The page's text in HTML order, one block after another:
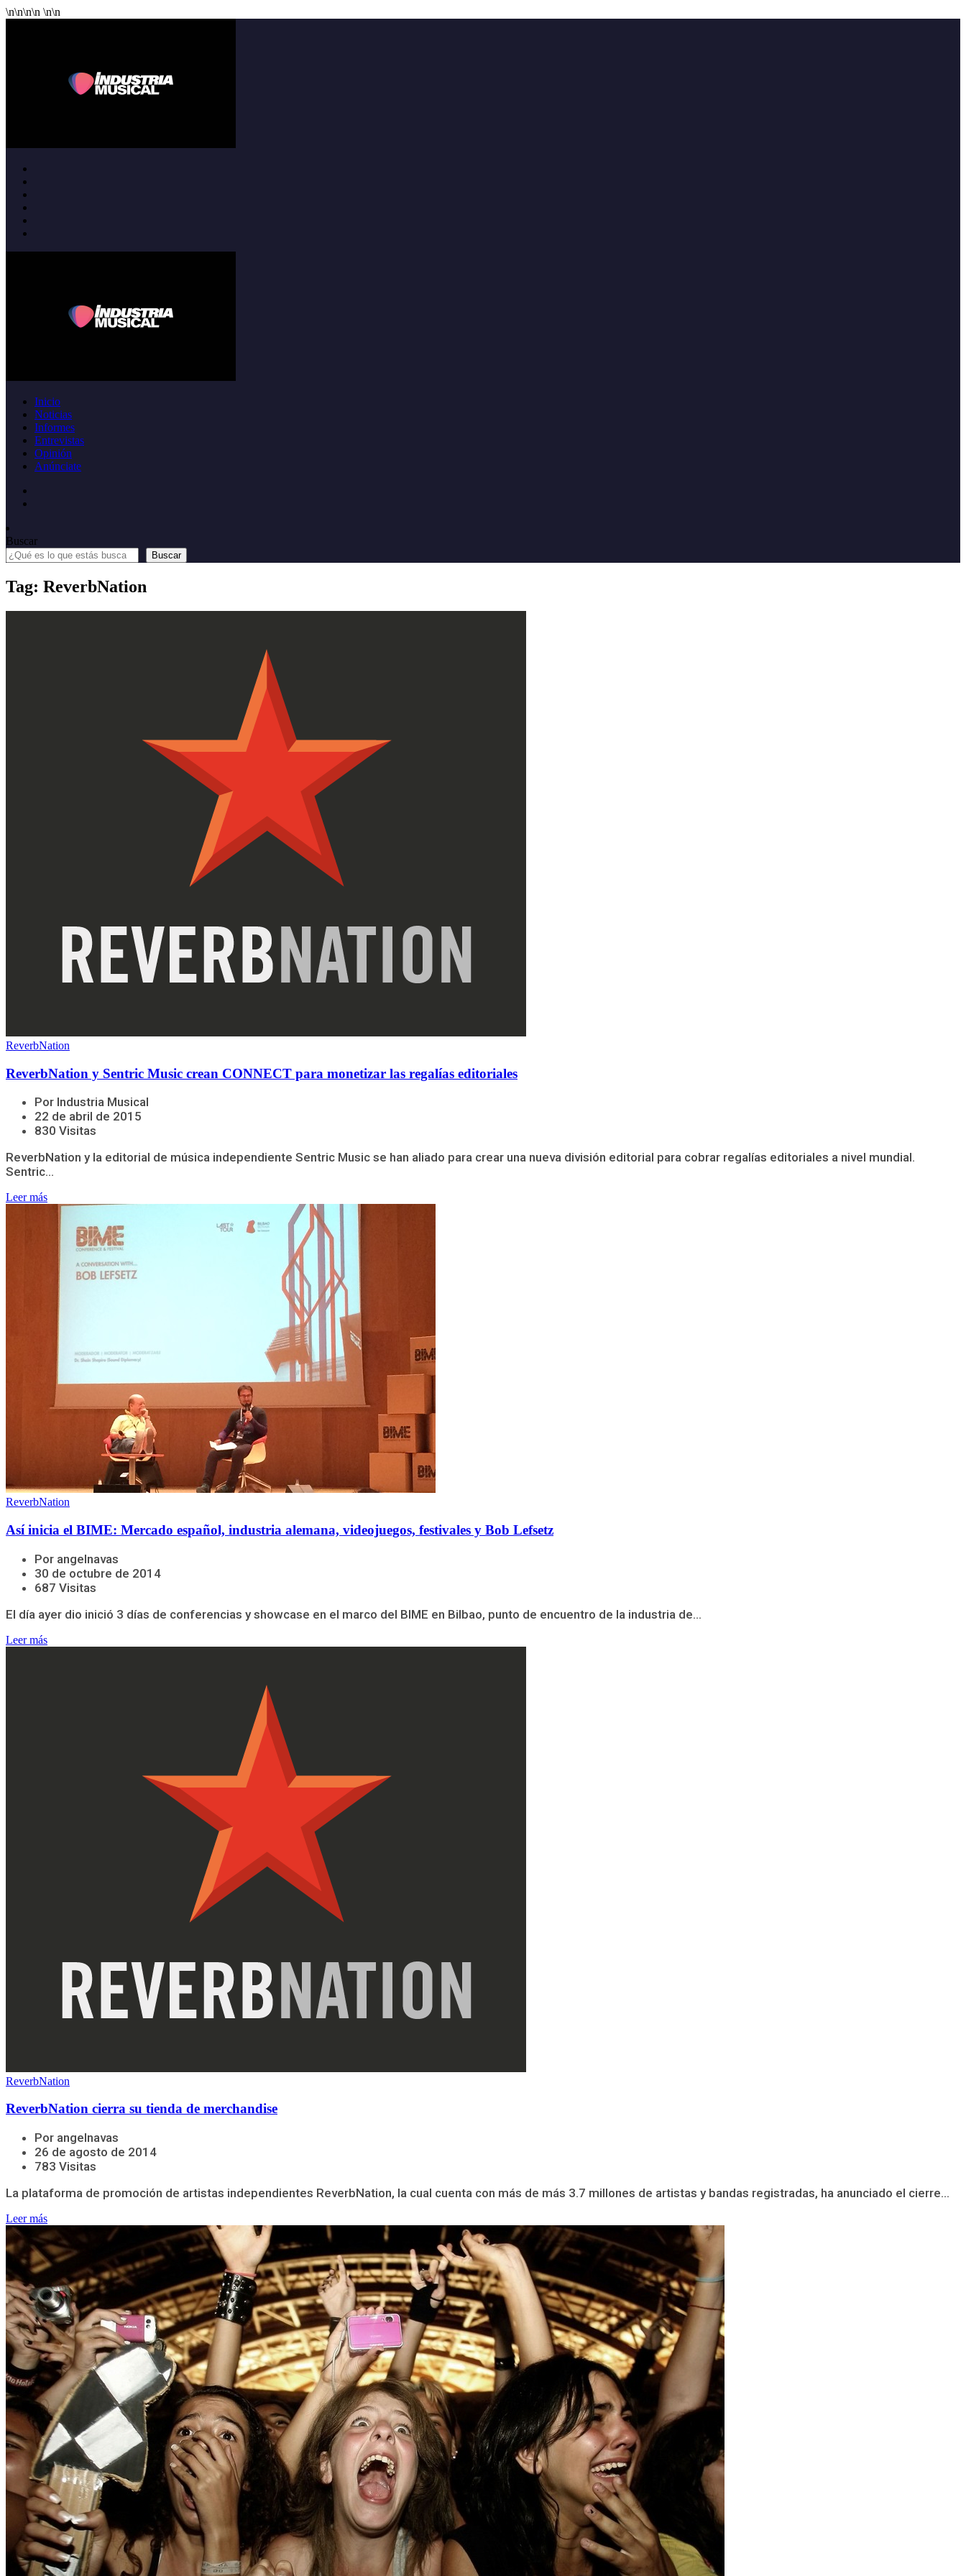
\n\n\n\n \n\n
Inicio
Noticias
Informes
Entrevistas
Opinión
Anúnciate
Buscar
Buscar
Tag: ReverbNation
ReverbNation
ReverbNation y Sentric Music crean CONNECT para monetizar las regalías editoriales
Por Industria Musical
22 de abril de 2015
830 Visitas
ReverbNation y la editorial de música independiente Sentric Music se han aliado para crear una nueva división editorial para cobrar regalías editoriales a nivel mundial.
Sentric...
Leer más
ReverbNation
Así inicia el BIME: Mercado español, industria alemana, videojuegos, festivales y Bob Lefsetz
Por angelnavas
30 de octubre de 2014
687 Visitas
El día ayer dio inició 3 días de conferencias y showcase en el marco del BIME en Bilbao, punto de encuentro de la industria de...
Leer más
ReverbNation
ReverbNation cierra su tienda de merchandise
Por angelnavas
26 de agosto de 2014
783 Visitas
La plataforma de promoción de artistas independientes ReverbNation, la cual cuenta con más de más 3.7 millones de artistas y bandas registradas, ha anunciado el cierre...
Leer más